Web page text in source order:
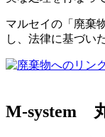
マルセイの「廃棄
し、法律に基づい
M-system